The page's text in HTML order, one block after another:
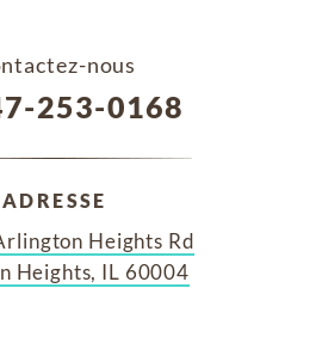
nous
253-0168
ADRESSE
Heights Rd
Heights, IL 60004